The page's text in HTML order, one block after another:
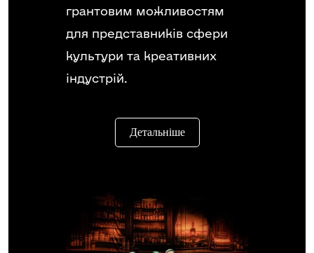
грантовим можливостям
для представників сфери
культури та креативних
індустрій.
Детальніше